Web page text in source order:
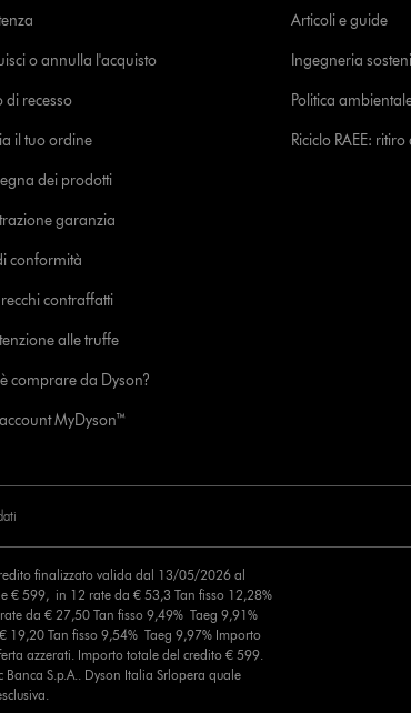
o annulla l'acquisto
di recesso
il tuo ordine
dei prodotti
garanzia
conformità
contraffatti
alle truffe
comprare da Dyson?
account MyDyson™
Articoli e guide
Ingegneria
Politica
Riciclo RAEE:
finalizzato valida dal 13/05/2026 al
€ 599, in 12 rate da € 53,3 Tan fisso 12,28%
da € 27,50 Tan fisso 9,49% Taeg 9,91%
Tan fisso 9,54% Taeg 9,97% Importo
azzerati. Importo totale del credito € 599.
S.p.A.. Dyson Italia Srlopera quale